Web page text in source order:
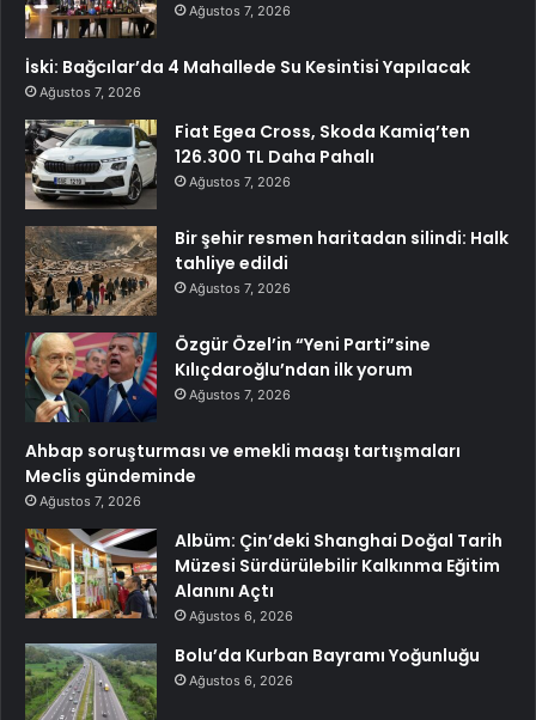
Ağustos 7, 2026
İski: Bağcılar’da 4 Mahallede Su Kesintisi Yapılacak
Ağustos 7, 2026
Fiat Egea Cross, Skoda Kamiq’ten
126.300 TL Daha Pahalı
Ağustos 7, 2026
Bir şehir resmen haritadan silindi: Halk
tahliye edildi
Ağustos 7, 2026
Özgür Özel’in “Yeni Parti”sine
Kılıçdaroğlu’ndan ilk yorum
Ağustos 7, 2026
Ahbap soruşturması ve emekli maaşı tartışmaları
Meclis gündeminde
Ağustos 7, 2026
Albüm: Çin’deki Shanghai Doğal Tarih
Müzesi Sürdürülebilir Kalkınma Eğitim
Alanını Açtı
Ağustos 6, 2026
Bolu’da Kurban Bayramı Yoğunluğu
Ağustos 6, 2026